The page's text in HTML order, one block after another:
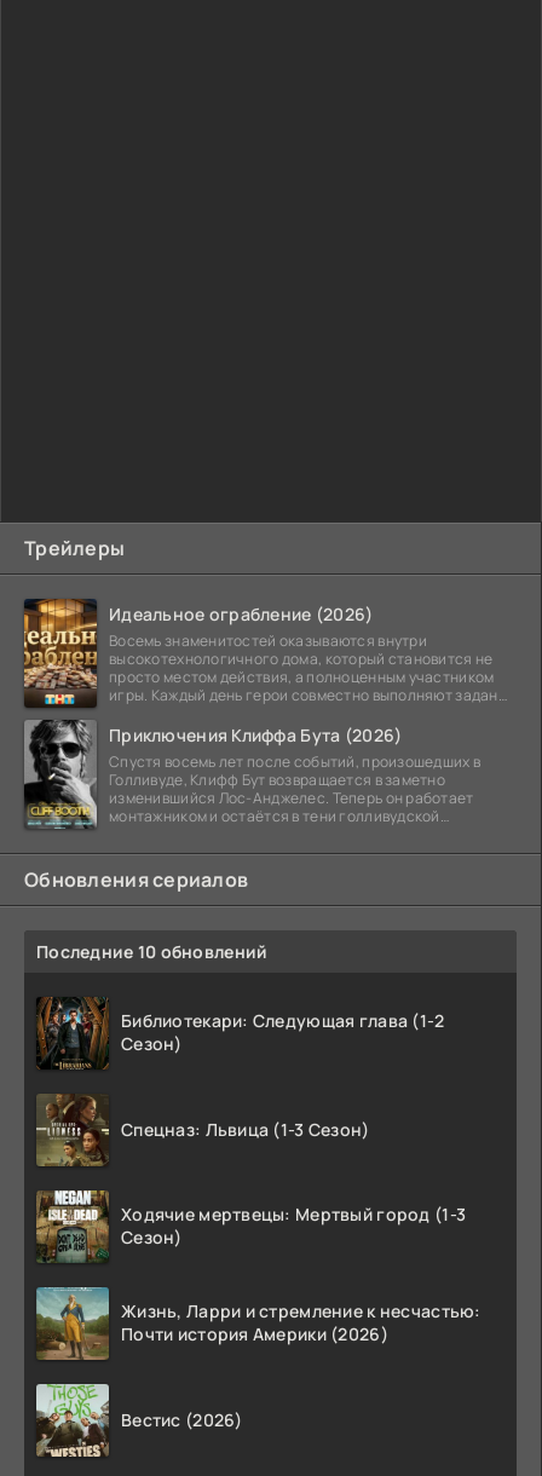
Трейлеры
Идеальное ограбление (2026)
Восемь знаменитостей оказываются внутри
высокотехнологичного дома, который становится не
просто местом действия, а полноценным участником
игры. Каждый день герои совместно выполняют задания
Приключения Клиффа Бута (2026)
Спустя восемь лет после событий, произошедших в
Голливуде, Клифф Бут возвращается в заметно
изменившийся Лос-Анджелес. Теперь он работает
монтажником и остаётся в тени голливудской
Обновления сериалов
Последние 10 обновлений
Библиотекари: Следующая глава (1-2
Сезон)
Спецназ: Львица (1-3 Сезон)
Ходячие мертвецы: Мертвый город (1-3
Сезон)
Жизнь, Ларри и стремление к несчастью:
Почти история Америки (2026)
Вестис (2026)